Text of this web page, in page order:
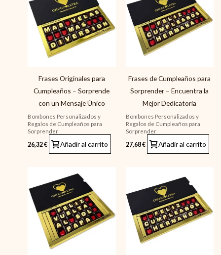
Frases Originales para
Cumpleaños – Sorprende
con un Mensaje Único
Bombones Personalizados y
Regalos de Cumpleaños para
Sorprender
26,32€ Añadir al carrito
Frases de Cumpleaños para
Sorprender – Encuentra la
Mejor Dedicatoria
Bombones Personalizados y
Regalos de Cumpleaños para
Sorprender
27,68€ Añadir al carrito